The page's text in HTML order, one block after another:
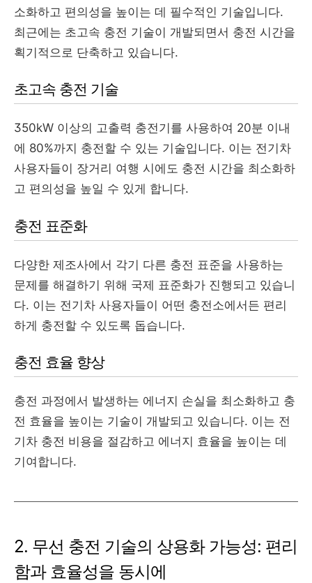
소화하고 편의성을 높이는 데 필수적인 기술입니다.
최근에는 초고속 충전 기술이 개발되면서 충전 시간을
획기적으로 단축하고 있습니다.
초고속 충전 기술
350kW 이상의 고출력 충전기를 사용하여 20분 이내
에 80%까지 충전할 수 있는 기술입니다. 이는 전기차
사용자들이 장거리 여행 시에도 충전 시간을 최소화하
고 편의성을 높일 수 있게 합니다.
충전 표준화
다양한 제조사에서 각기 다른 충전 표준을 사용하는
문제를 해결하기 위해 국제 표준화가 진행되고 있습니
다. 이는 전기차 사용자들이 어떤 충전소에서든 편리
하게 충전할 수 있도록 돕습니다.
충전 효율 향상
충전 과정에서 발생하는 에너지 손실을 최소화하고 충
전 효율을 높이는 기술이 개발되고 있습니다. 이는 전
기차 충전 비용을 절감하고 에너지 효율을 높이는 데
기여합니다.
2. 무선 충전 기술의 상용화 가능성: 편리
함과 효율성을 동시에